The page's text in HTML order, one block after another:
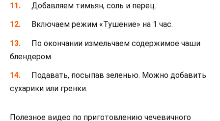
Добавляем тимьян, соль и перец.
Включаем режим «Тушение» на 1 час.
По окончании измельчаем содержимое чаши
блендером.
Подавать, посыпав зеленью. Можно добавить
сухарики или гренки.
Полезное видео по приготовлению чечевичного